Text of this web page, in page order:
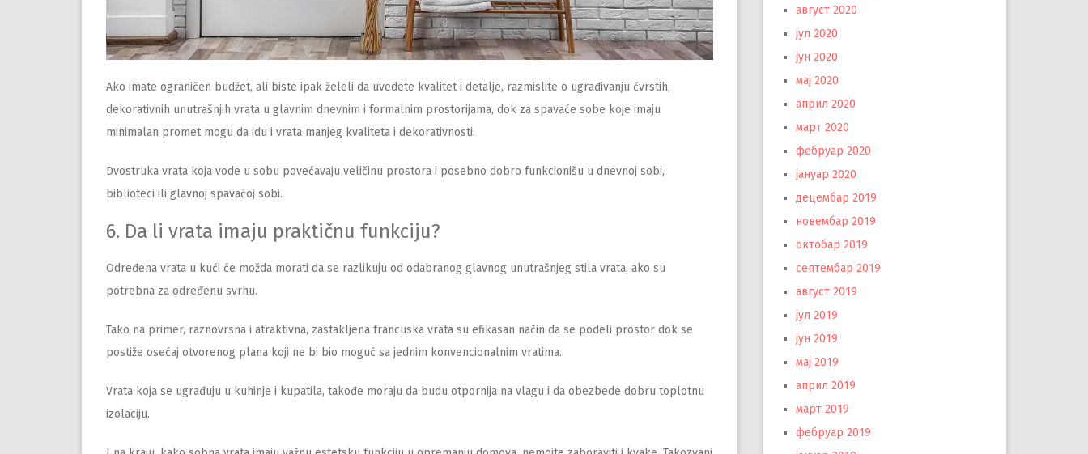
Ako imate ograničen budžet, ali biste ipak želeli da uvedete kvalitet i detalje, razmislite o ugrađivanju čvrstih,
dekorativnih unutrašnjih vrata u glavnim dnevnim i formalnim prostorijama, dok za spavaće sobe koje imaju
minimalan promet mogu da idu i vrata manjeg kvaliteta i dekorativnosti.
Dvostruka vrata koja vode u sobu povećavaju veličinu prostora i posebno dobro funkcionišu u dnevnoj sobi,
biblioteci ili glavnoj spavaćoj sobi.
6. Da li vrata imaju praktičnu funkciju?
Određena vrata u kući će možda morati da se razlikuju od odabranog glavnog unutrašnjeg stila vrata, ako su
potrebna za određenu svrhu.
Tako na primer, raznovrsna i atraktivna, zastakljena francuska vrata su efikasan način da se podeli prostor dok se
postiže osećaj otvorenog plana koji ne bi bio moguć sa jednim konvencionalnim vratima.
Vrata koja se ugrađuju u kuhinje i kupatila, takođe moraju da budu otpornija na vlagu i da obezbede dobru toplotnu
izolaciju.
август 2020
јул 2020
јун 2020
мај 2020
април 2020
март 2020
фебруар 2020
јануар 2020
децембар 2019
новембар 2019
октобар 2019
септембар 2019
август 2019
јул 2019
јун 2019
мај 2019
април 2019
март 2019
фебруар 2019